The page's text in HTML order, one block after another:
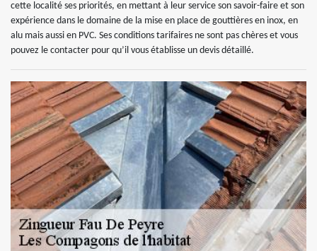
cette localité ses priorités, en mettant à leur service son savoir-faire et son
expérience dans le domaine de la mise en place de gouttières en inox, en
alu mais aussi en PVC. Ses conditions tarifaires ne sont pas chères et vous
pouvez le contacter pour qu’il vous établisse un devis détaillé.